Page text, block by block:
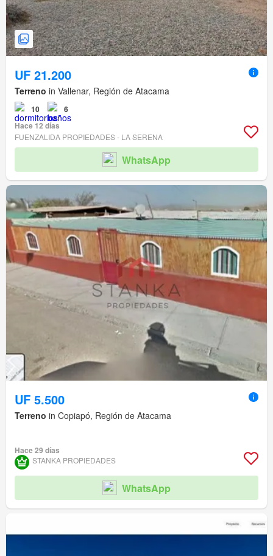
UF 21.200
Terreno in Vallenar, Región de Atacama
10
6
Hace 12 días
FUENZALIDA PROPIEDADES - LA SERENA
WhatsApp
UF 5.500
Terreno in Copiapó, Región de Atacama
Hace 29 días
STANKA PROPIEDADES
WhatsApp